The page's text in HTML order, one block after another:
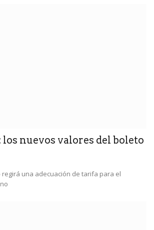
nuevos valores del boleto
una adecuación de tarifa para el